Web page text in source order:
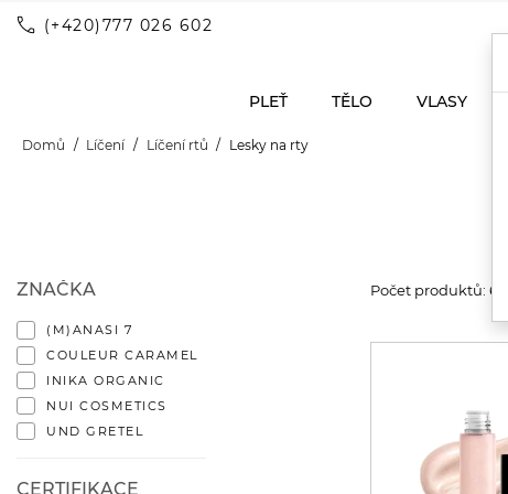
call (+420)777 026 602
PLEŤ TĚLO VLASY
Domů Líčení Líčení rtů Lesky na rty
ZNAČKA
(M)ANASI 7
COULEUR CARAMEL
INIKA ORGANIC
NUI COSMETICS
UND GRETEL
CERTIFIKACE
Počet produktů: 6